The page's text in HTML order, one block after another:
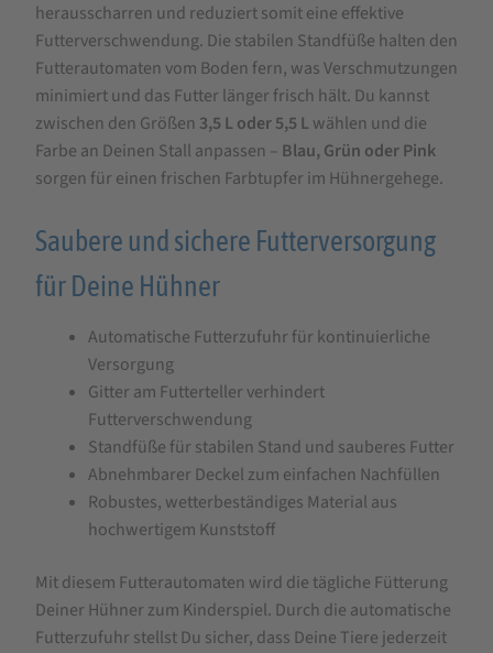
herausscharren und reduziert somit eine effektive
Futterverschwendung. Die stabilen Standfüße halten den
Futterautomaten vom Boden fern, was Verschmutzungen
minimiert und das Futter länger frisch hält. Du kannst
zwischen den Größen 3,5 L oder 5,5 Lwählen und die
Farbe an Deinen Stall anpassen – Blau, Grün oder Pink
sorgen für einen frischen Farbtupfer im Hühnergehege.
Saubere und sichere Futterversorgung
für Deine Hühner
Automatische Futterzufuhr für kontinuierliche
Versorgung
Gitter am Futterteller verhindert
Futterverschwendung
Standfüße für stabilen Stand und sauberes Futter
Abnehmbarer Deckel zum einfachen Nachfüllen
Robustes, wetterbeständiges Material aus
hochwertigem Kunststoff
Mit diesem Futterautomaten wird die tägliche Fütterung
Deiner Hühner zum Kinderspiel. Durch die automatische
Futterzufuhr stellst Du sicher, dass Deine Tiere jederzeit